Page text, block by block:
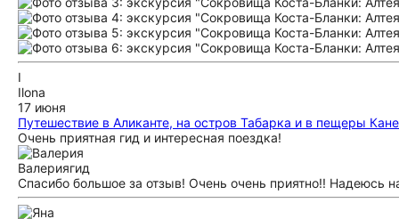
I
Ilona
17 июня
Путешествие в Аликанте, на остров Табарка и в пещеры
Очень приятная гид и интересная поездка!
Валериягид
Спасибо большое за отзыв! Очень очень приятно!! Надеюсь